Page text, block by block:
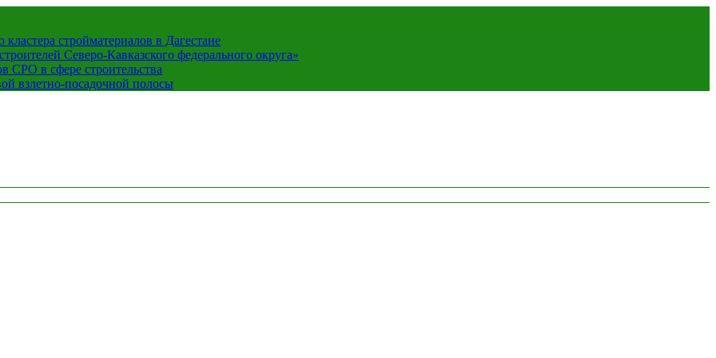
стройматериалов в Дагестане
Северо-Кавказского федерального округа»
СРО в сфере строительства
взлетно-посадочной полосы